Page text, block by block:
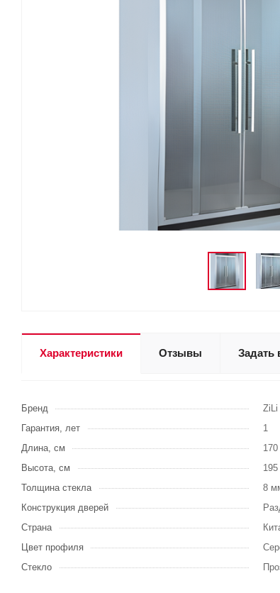
Характеристики Отзывы Задать
Бренд
ZiLi
Гарантия, лет
1
Длина, см
170
Высота, см
195
Толщина стекла
8
Конструкция дверей
Страна
Цвет профиля
Стекло